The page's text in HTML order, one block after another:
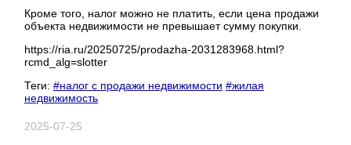
Кроме того, налог можно не платить, если цена продажи
объекта недвижимости не превышает сумму покупки.
https://ria.ru/20250725/prodazha-2031283968.html?
rcmd_alg=slotter
Теги: #налог с продажи недвижимости #жилая
недвижимость
2025-07-25